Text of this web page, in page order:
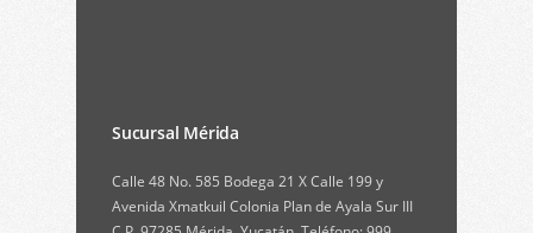
Sucursal Mérida
Calle 48 No. 585 Bodega 21 X Calle 199 y
Avenida Xmatkuil Colonia Plan de Ayala Sur III